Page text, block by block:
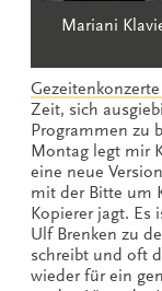
Mariani
Gezeitenkonzerte
Zeit, sich
Programmen zu
Montag legt mir
eine neue
mit der Bitte um
Kopierer jagt. Es
Ulf Brenken zu
schreibt und oft
wieder für ein